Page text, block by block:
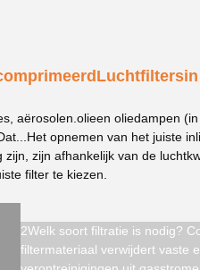
Luchtfilters
aërosolen. olieen oliedampen
Het opnemen van het juiste
zijn afhankelijk van de
filter te kiezen.
2Welk soort filtratie is nodig?
filtermateriaal verwijdert vaste